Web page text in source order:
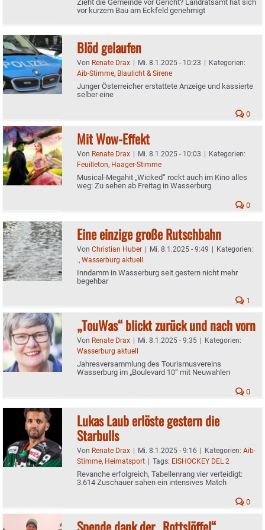
Zieht die Gemeinde vor Gericht? Landratsamt hat sich
vor kurzem Bau am Eckfeld genehmigt
Blöd gelaufen
Von Renate Drax | Mi. 8.1.2025 - 10:23 | Kategorien:
Aib-Stimme, Blaulicht & Sirene
Junger Österreicher erstattete Anzeige und kassierte
selber eine
0
Mit Wow-Effekt
Von Renate Drax | Mi. 8.1.2025 - 10:03 | Kategorien:
Feuilleton, Haager-Stimme
Musical-Megahit „Wicked“ rockt auch im Kino alles
weg: Zu sehen ab Freitag in Wasserburg
0
Eine einzige große Rutschbahn
Von Christian Huber | Mi. 8.1.2025 - 9:49 | Kategorien:
., Wasserburg aktuell
Inndamm in Wasserburg seit gestern nicht mehr
begehbar
1
„TouWas“ blickt zurück und nach vorn
Von Renate Drax | Mi. 8.1.2025 - 9:35 | Kategorien:
Wasserburg aktuell
Jahresversammlung des Tourismusvereins
Wasserburg im „Boulevard 10“ mit Neuwahlen
0
Lukas Laub erlöste gestern die
Starbulls
Von Renate Drax | Mi. 8.1.2025 - 9:16 | Kategorien: Aib-
Stimme, Heimatsport | Tags: EISHOCKEY DEL 2
Revanche erfolgreich, Tabellenrang vier verteidigt:
3.614 Zuschauer sahen ein intensives Match
0